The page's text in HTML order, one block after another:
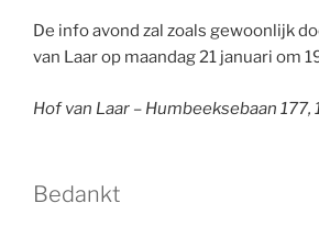
De info avond zal zoals gewoonlijk
van Laar op maandag 21 januari om
Hof van Laar – Humbeeksebaan 177,
Bedankt